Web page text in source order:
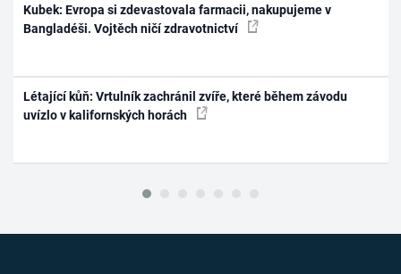
Kubek: Evropa si zdevastovala farmacii, nakupujeme v
Bangladéši. Vojtěch ničí zdravotnictví
Létající kůň: Vrtulník zachránil zvíře, které během závodu
uvízlo v kalifornských horách